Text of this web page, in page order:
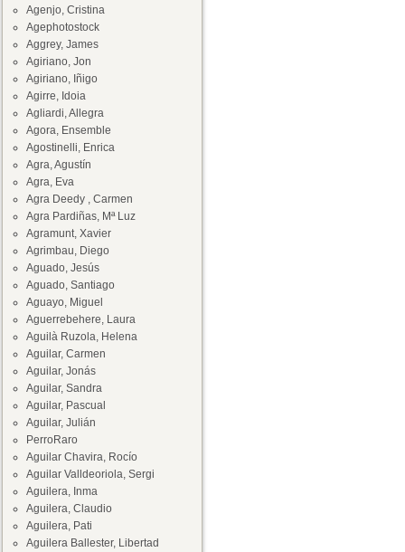
Agenjo, Cristina
Agephotostock
Aggrey, James
Agiriano, Jon
Agiriano, Iñigo
Agirre, Idoia
Agliardi, Allegra
Agora, Ensemble
Agostinelli, Enrica
Agra, Agustín
Agra, Eva
Agra Deedy , Carmen
Agra Pardiñas, Mª Luz
Agramunt, Xavier
Agrimbau, Diego
Aguado, Jesús
Aguado, Santiago
Aguayo, Miguel
Aguerrebehere, Laura
Aguilà Ruzola, Helena
Aguilar, Carmen
Aguilar, Jonás
Aguilar, Sandra
Aguilar, Pascual
Aguilar, Julián
PerroRaro
Aguilar Chavira, Rocío
Aguilar Valldeoriola, Sergi
Aguilera, Inma
Aguilera, Claudio
Aguilera, Pati
Aguilera Ballester, Libertad